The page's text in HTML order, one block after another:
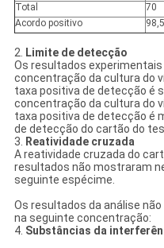
Total
70
Acordo positivo
2. Limite de detecção
Os resultados
concentração da cultura do
taxa positiva de detecção é
concentração da cultura do
taxa positiva de detecção é
de detecção do cartão do
3. Reatividade cruzada
A reatividade cruzada do
resultados não mostraram
seguinte espécime.
Os resultados da análise
na seguinte concentração:
4. Substâncias da